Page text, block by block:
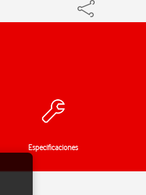
Especificaciones